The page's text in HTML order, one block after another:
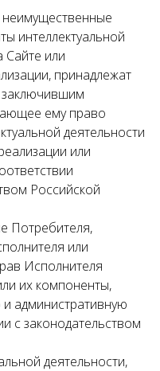
интеллектуальной
Сайте или
принадлежат
ему право
деятельности
или
Российской
Потребителя,
или
Исполнителя
их компоненты,
и административную
с законодательством
деятельности,